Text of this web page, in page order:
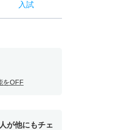
入試
をOFF
が他にもチェ